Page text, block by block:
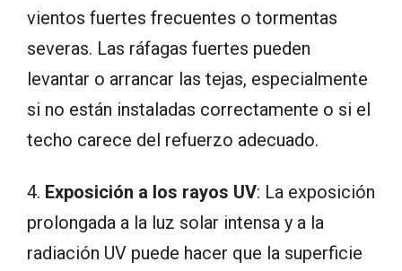
vientos fuertes frecuentes o tormentas
severas. Las ráfagas fuertes pueden
levantar o arrancar las tejas, especialmente
si no están instaladas correctamente o si el
techo carece del refuerzo adecuado.
4. Exposición a los rayos UV: La exposición
prolongada a la luz solar intensa y a la
radiación UV puede hacer que la superficie